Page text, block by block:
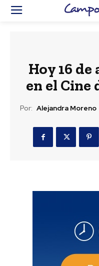
Hoy 16 de
en el Cine
Por: Alejandra Moreno